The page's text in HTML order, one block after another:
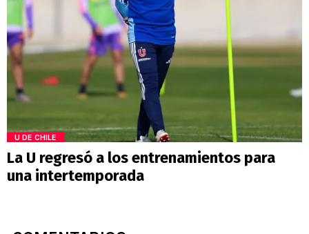
U DE CHILE
La U regresó a los entrenamientos para
una intertemporada